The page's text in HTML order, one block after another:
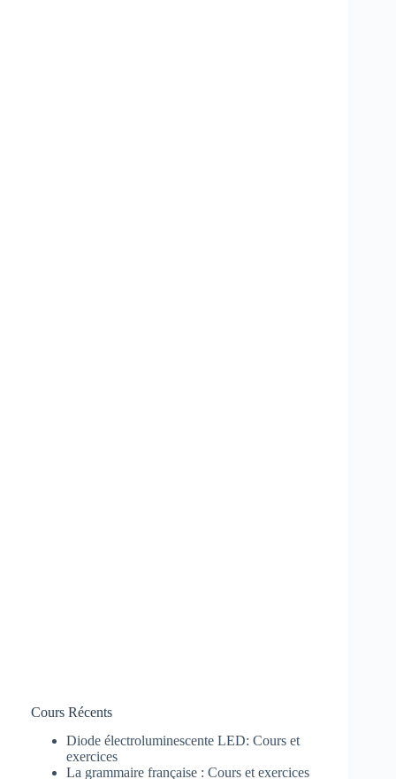
Cours Récents
Diode électroluminescente LED: Cours et
exercices
La grammaire française : Cours et exercices